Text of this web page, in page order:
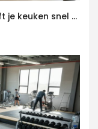
Keuken wrappen in Harderwijk geeft je keuken snel een moderne upgrade